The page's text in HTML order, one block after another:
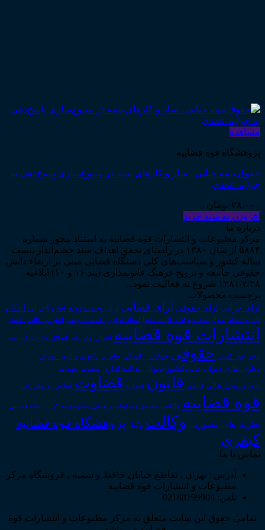
مشاهده
پژوهشگاه قوه قضاییه
حقوق بیمه جنایی ـ ساز و کارهای بیمه در متنوع‌سازی پاسخ‌دهی به
جرایم عمدی
۲۸,۰۰۰ تومان
افزودن به سبد خرید
درباره ما
مرکز مطبوعات و انتشارات قوه قضاییه به استناد مجوز شماره
۵۸۸۴ از سال ۱۳۸۰ در راستای تحقق اهداف سند چشم‌انداز بیست
ساله کشور و سیاست‌های کلی دستگاه قضایی مبنی بر ارتقاء دانش
حقوقی جامعه و ترویج فرهنگ قانونمداری (بند ۱۶ و ۱۰) ابلاغیه
۱۳۸۱/۷/۲۸ شروع به فعالیت نمود...
برچسب محصولات
آرای جزایی آرای حقوقی آرای قضایی آرای وحدت رویه اجاره اجرای احکام
اجرای اسناد احوال شخصیه ادله_اثبات_دعوا اسناد_تجاری اعاده_دادرسی اعتراض_ثالث اعسار
انتشارات قوه قضاییه انتقال_مال_غیر انحلال_نکاح بانک بیمه
تاجر حق_کسب حقوقی حوادث_رانندگی خلع_ید داوری دعاوی_تصرف
دعاوی_طاری دیوان عالی کشور دیوان عدالت اداری سقوط_تعهدات
شعب_دیوان_عالی قاضی قانون قضات قضاوت قوانین_و_مقررات
قوه قضاییه مالکیت_معنوی مسئولیت_مدنی مشروح مذاکرات نظام قضایی
نظریه_های_مشورتی وکالت وکیل پژوهشگاه قوه قضاییه
کیفری
تماس با ما
آدرس : تهران ، تقاطع خیابان حافظ و سمیه ، فروشگاه مرکز
مطبوعات و انتشارات قوه قضاییه
تلفن: 02188199904
تمامی حقوق این سایت متعلق به مرکز مطبوعات و انتشارات قوه